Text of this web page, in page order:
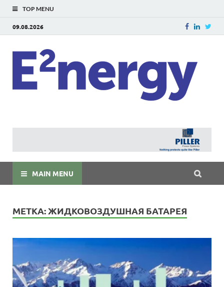
TOP MENU
09.08.2026
MAIN MENU
МЕТКА:ЖИДКОВОЗДУШНАЯ БАТАРЕЯ